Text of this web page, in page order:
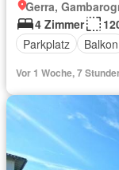
Gerra,
4 Zimmer
Parkplatz
Balkon
Vor 1 Woche, 7